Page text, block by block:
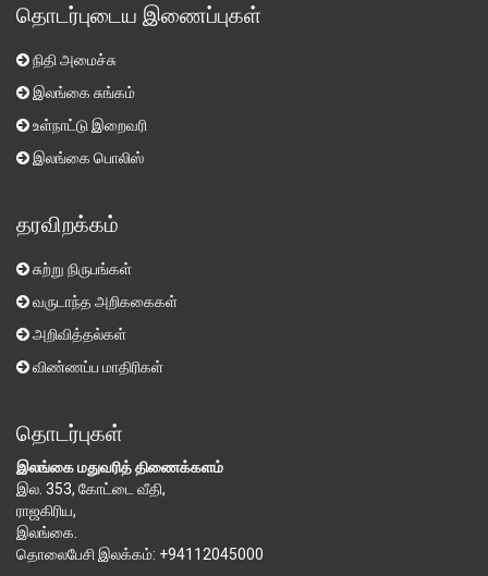
தொடர்புடைய இணைப்புகள்
நிதி அமைச்சு
இலங்கை சுங்கம்
உள்நாட்டு இறைவரி
இலங்கை பொலிஸ்
தரவிறக்கம்
சுற்று நிருபங்கள்
வருடாந்த அறிககைகள்
அறிவித்தல்கள்
விண்ணப்ப மாதிரிகள்
தொடர்புகள்
இலங்கை மதுவரித் திணைக்களம்
இல. 353, கோட்டை வீதி,
ராஜகிரிய,
இலங்கை.
தொலைபேசி இலக்கம்: +94112045000